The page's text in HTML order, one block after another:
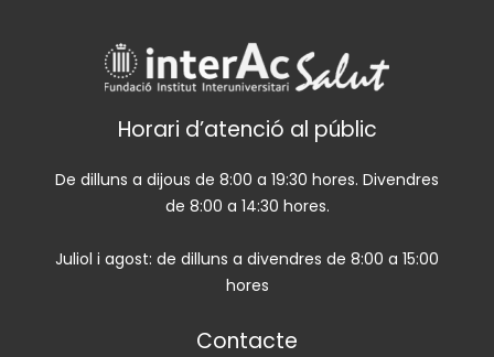
Horari d’atenció al públic
De dilluns a dijous de 8:00 a 19:30 hores. Divendres
de 8:00 a 14:30 hores.
Juliol i agost: de dilluns a divendres de 8:00 a 15:00
hores
Contacte